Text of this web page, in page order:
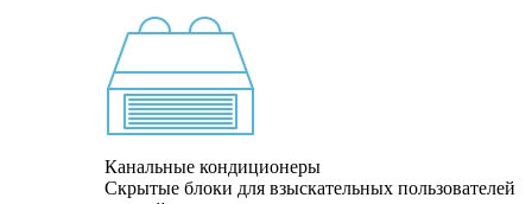
Канальные кондиционеры
Скрытые блоки для взыскательных пользователей